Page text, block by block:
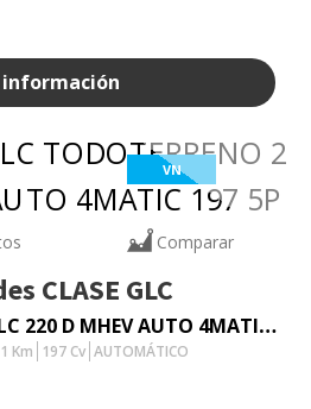
información
VN
Comparar
CLASE GLC
TODOTERRENO 2.0 GLC 220 D MHEV AUTO 4MATIC 197 5P
1 Km 197Cv AUTOMÁTICO